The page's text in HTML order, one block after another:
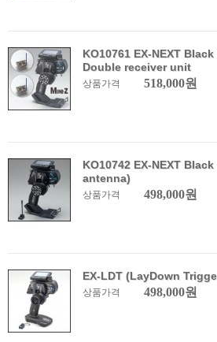
KO10761 EX-NEXT
Double receiver unit
상품가격 518,000원
KO10742 EX-NEXT
antenna)
상품가격 498,000원
EX-LDT (LayDown
상품가격 498,000원